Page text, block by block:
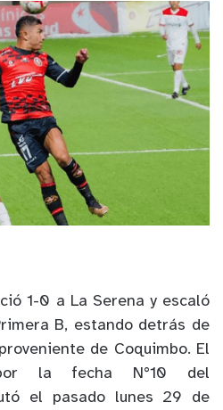
1-0 a La Serena y escaló
B, estando detrás de
de Coquimbo. El
la fecha N°10 del
el pasado lunes 29 de